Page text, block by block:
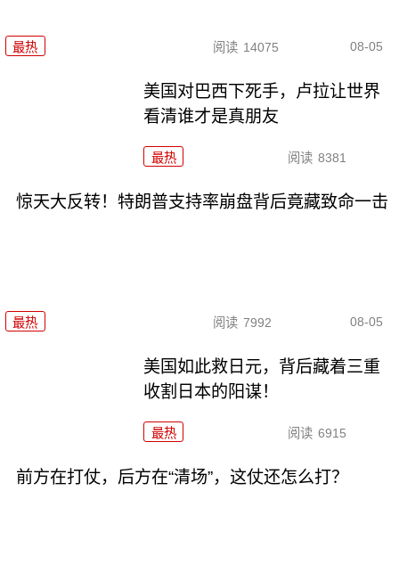
最热 阅读 14075 08-05
美国对巴西下死手，卢拉让世界
看清谁才是真朋友
最热 阅读 8381
惊天大反转！特朗普支持率崩盘背后竟藏致命一击
最热 阅读 7992 08-05
美国如此救日元，背后藏着三重
收割日本的阳谋！
最热 阅读 6915
前方在打仗，后方在“清场”，这仗还怎么打？